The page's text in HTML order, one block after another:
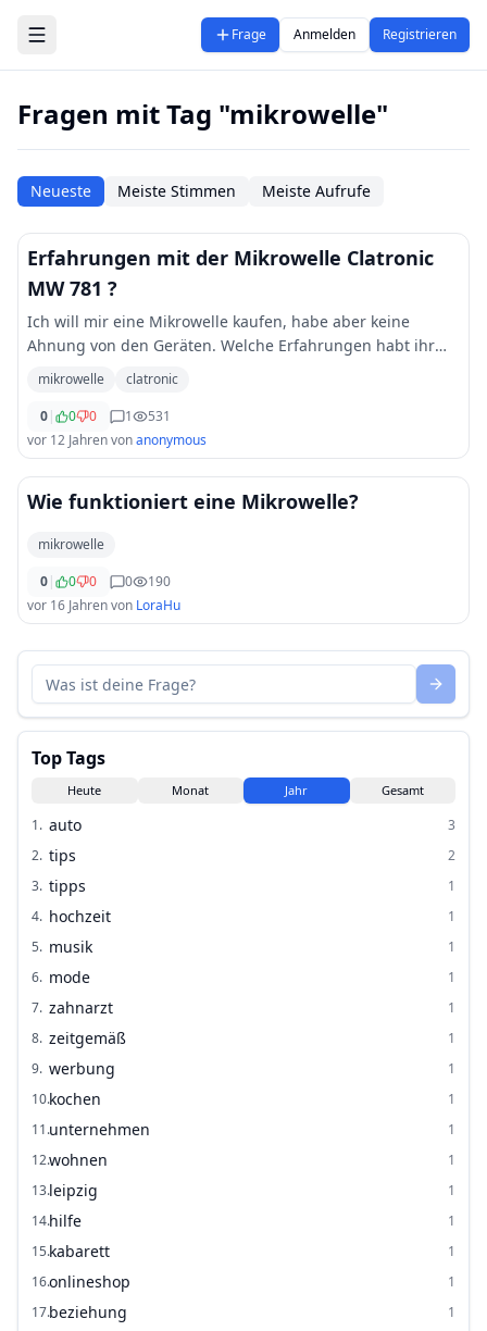
Zum Hauptinhalt springen
Frage Anmelden Registrieren
Fragen mit Tag "mikrowelle"
Neueste Meiste Stimmen Meiste Aufrufe
Erfahrungen mit der Mikrowelle Clatronic
MW 781 ?
Ich will mir eine Mikrowelle kaufen, habe aber keine
Ahnung von den Geräten. Welche Erfahrungen habt ihr
mit der Mikrowelle von Clatronic (Modell MW 781)
mikrowelle
clatronic
0| 0 0 1
531
vor 12 Jahrenvonanonymous
Wie funktioniert eine Mikrowelle?
mikrowelle
0| 0 0 0
190
vor 16 Jahrenvon LoraHu
Top Tags
Heute Monat Jahr Gesamt
1. auto
3
2. tips
2
3. tipps
1
4. hochzeit
1
5. musik
1
6. mode
1
7. zahnarzt
1
8. zeitgemäß
1
9. werbung
1
10.kochen
1
11.unternehmen
1
12.wohnen
1
13.leipzig
1
14.hilfe
1
15.kabarett
1
16.onlineshop
1
17.beziehung
1